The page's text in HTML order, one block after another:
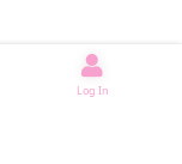
Log In